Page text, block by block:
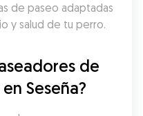
de paseo adaptadas
y salud de tu perro.
de
Seseña?